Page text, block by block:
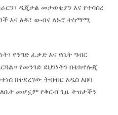
ዲጂታል መታወቂያን እና የተሳሰረ
እና ፅዱ፣ ውብና ለኑሮ ተስማሚ
የንግድ ፈቃድ እና የቤት ግብር
የመንገድ ደህንነትን በቴክኖሎጂ
በተደረገው ትብብር አዲስ አበባ
መሆኗም የቅርብ ጊዜ ትዝታችን